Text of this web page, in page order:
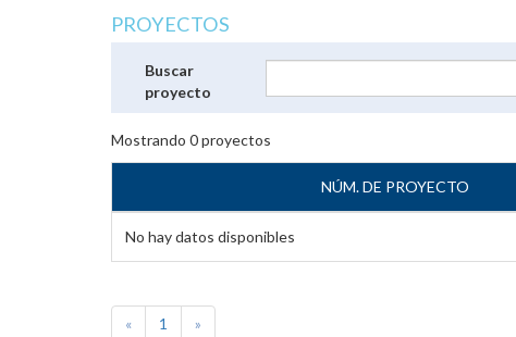
PROYECTOS
Buscar
proyecto
Mostrando 0proyectos
NÚM. DE PROYECTO
No hay datos disponibles
« 1 »